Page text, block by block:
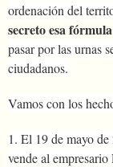
ordenación del
secreto esa
pasar por las urnas
ciudadanos.
Vamos con los
1. El 19 de mayo de
vende al